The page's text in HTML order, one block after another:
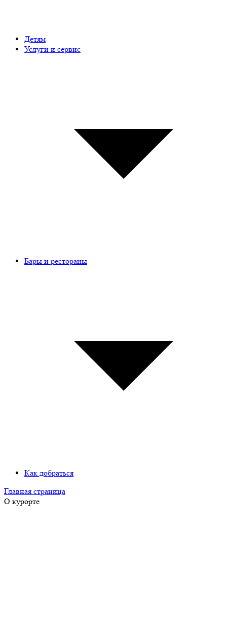
Детям
Услуги и сервис
Бары и рестораны
Как добраться
Главная страница
О курорте